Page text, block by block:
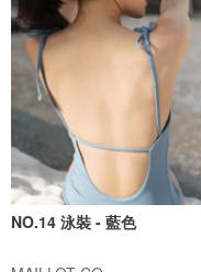
NO.14 泳裝 - 藍色